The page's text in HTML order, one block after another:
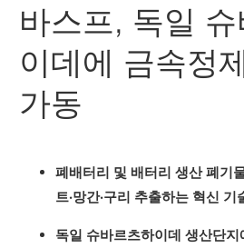
바스프, 독일
이데에 금속정
가동
폐배터리 및 배터리 생산 폐기
트·망간·구리 추출하는 혁신 기
독일 슈바르츠하이데 생산단